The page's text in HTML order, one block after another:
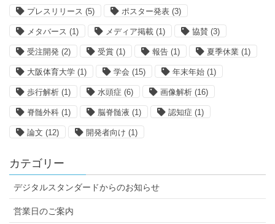
プレスリリース (5) ポスター発表 (3)
メタバース (1) メディア掲載 (1) 協賛 (3)
受注開発 (2) 受賞 (1) 報告 (1) 夏季休業 (1)
大阪体育大学 (1) 学会 (15) 年末年始 (1)
歩行解析 (1) 水頭症 (6) 画像解析 (16)
脊髄外科 (1) 脳脊髄液 (1) 認知症 (1)
論文 (12) 開発者向け (1)
カテゴリー
デジタルスタンダードからのお知らせ
営業日のご案内